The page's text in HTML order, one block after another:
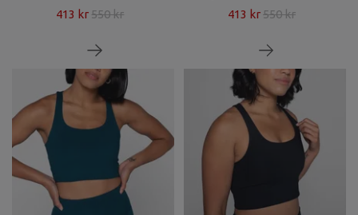
413 kr 550 kr 413 kr550 kr